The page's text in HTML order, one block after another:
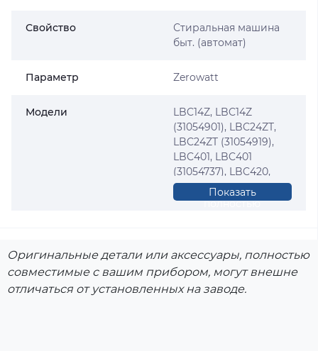
Свойство
Стиральная машина
быт. (автомат)
Параметр Zerowatt
Модели
LBC14Z, LBC14Z
(31054901), LBC24ZT,
LBC24ZT (31054919),
LBC401, LBC401
(31054737), LBC420,
LBC420 (31054745),
LBC420CH, LBC420CH
LBC422FR, LBC422FR
(31054752), LBC431,
LBC431 (31054760),
Показать
полностью
Оригинальные детали или аксессуары, полностью
совместимые с вашим прибором, могут внешне
отличаться от установленных на заводе.